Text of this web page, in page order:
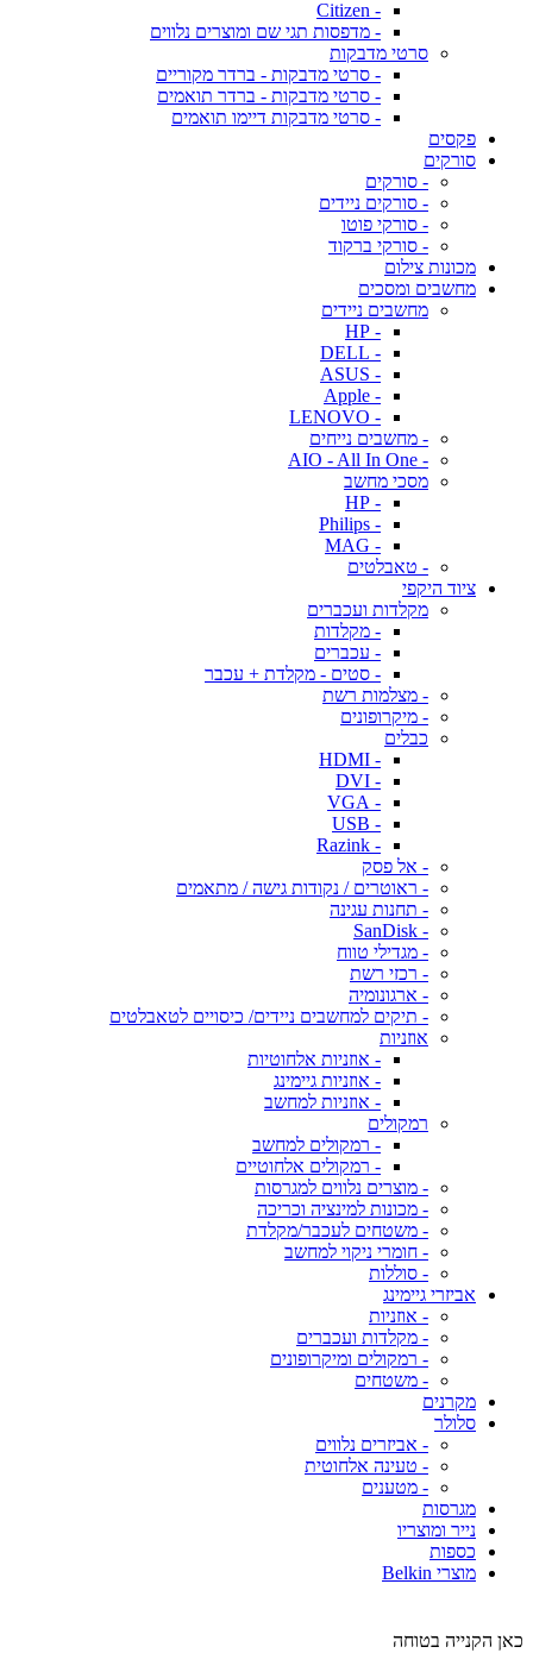
- Citizen
- מדפסות תגי שם ומוצרים נלווים
סרטי מדבקות
- סרטי מדבקות - ברדר מקוריים
- סרטי מדבקות - ברדר תואמים
- סרטי מדבקות דיימו תואמים
פקסים
סורקים
- סורקים
- סורקים ניידים
- סורקי פוטו
- סורקי ברקוד
מכונות צילום
מחשבים ומסכים
מחשבים ניידים
- HP
- DELL
- ASUS
- Apple
- LENOVO
- מחשבים נייחים
- AIO - All In One
מסכי מחשב
- HP
- Philips
- MAG
- טאבלטים
ציוד היקפי
מקלדות ועכברים
- מקלדות
- עכברים
- סטים - מקלדת + עכבר
- מצלמות רשת
- מיקרופונים
כבלים
- HDMI
- DVI
- VGA
- USB
- Razink
- אל פסק
- ראוטרים / נקודות גישה / מתאמים
- תחנות עגינה
- SanDisk
- מגדילי טווח
- רכזי רשת
- ארגונומיה
- תיקים למחשבים ניידים/ כיסויים לטאבלטים
אוזניות
- אוזניות אלחוטיות
- אוזניות גיימינג
- אוזניות למחשב
רמקולים
- רמקולים למחשב
- רמקולים אלחוטיים
- מוצרים נלווים למגרסות
- מכונות למינציה וכריכה
- משטחים לעכבר/מקלדת
- חומרי ניקוי למחשב
- סוללות
אביזרי גיימינג
- אוזניות
- מקלדות ועכברים
- רמקולים ומיקרופונים
- משטחים
מקרנים
סלולר
- אביזרים נלווים
- טעינה אלחוטית
- מטענים
מגרסות
נייר ומוצריו
כספות
מוצרי Belkin
כאן הקנייה בטוחה